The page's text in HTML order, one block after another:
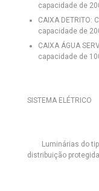
capacidade de
CAIXA DETRITO:
capacidade de
CAIXA ÁGUA
capacidade de
SISTEMA ELÉTRICO
Luminárias do
distribuição